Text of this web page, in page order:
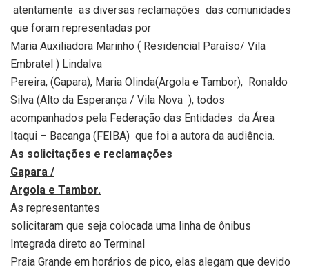
atentamente as diversas reclamações das comunidades
que foram representadas por
Maria Auxiliadora Marinho ( Residencial Paraíso/ Vila
Embratel ) Lindalva
Pereira, (Gapara), Maria Olinda(Argola e Tambor), Ronaldo
Silva (Alto da Esperança / Vila Nova ), todos
acompanhados pela Federação das Entidades da Área
Itaqui – Bacanga (FEIBA) que foi a autora da audiência.
As solicitações e reclamações
Gapara /
Argola e Tambor.
As representantes
solicitaram que seja colocada uma linha de ônibus
Integrada direto ao Terminal
Praia Grande em horários de pico, elas alegam que devido